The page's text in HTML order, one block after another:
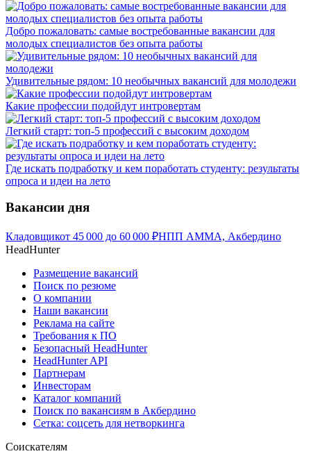
Добро пожаловать: самые востребованные вакансии для
молодых специалистов без опыта работы
Удивительные рядом: 10 необычных вакансий для молодежи
Какие профессии подойдут интровертам
Легкий старт: топ-5 профессий с высоким доходом
Где искать подработку и кем поработать студенту: результаты
опроса и идеи на лето
Вакансии дня
Кладовщикот 45 000 до 60 000 ₽НПП АММА, Акбердино
HeadHunter
Размещение вакансий
Поиск по резюме
О компании
Наши вакансии
Реклама на сайте
Требования к ПО
Безопасный HeadHunter
HeadHunter API
Партнерам
Инвесторам
Каталог компаний
Поиск по вакансиям в Акбердино
Сетка: соцсеть для нетворкинга
Соискателям